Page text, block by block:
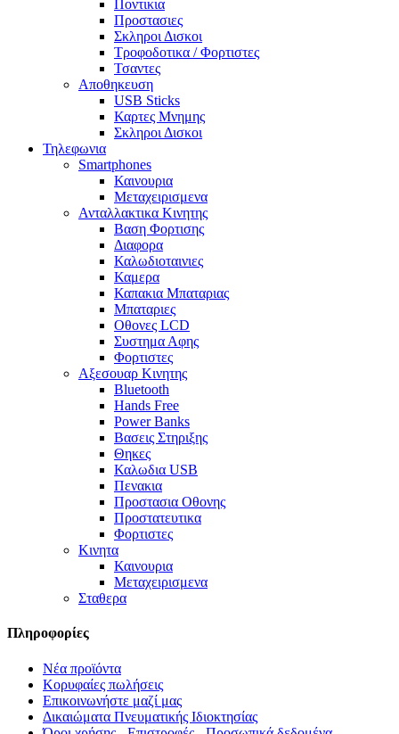
Ποντικια
Προστασιες
Σκληροι Δισκοι
Τροφοδοτικα / Φορτιστες
Τσαντες
Αποθηκευση
USB Sticks
Καρτες Μνημης
Σκληροι Δισκοι
Τηλεφωνια
Smartphones
Καινουρια
Μεταχειρισμενα
Ανταλλακτικα Κινητης
Βαση Φορτισης
Διαφορα
Καλωδιοταινιες
Καμερα
Καπακια Μπαταριας
Μπαταριες
Οθονες LCD
Συστημα Αφης
Φορτιστες
Αξεσουαρ Κινητης
Bluetooth
Hands Free
Power Banks
Βασεις Στηριξης
Θηκες
Καλωδια USB
Πενακια
Προστασια Οθονης
Προστατευτικα
Φορτιστες
Κινητα
Καινουρια
Μεταχειρισμενα
Σταθερα
Πληροφορίες
Νέα προϊόντα
Κορυφαίες πωλήσεις
Επικοινωνήστε μαζί μας
Δικαιώματα Πνευματικής Ιδιοκτησίας